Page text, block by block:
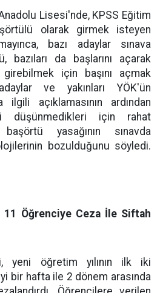
Lisesi'nde, KPSS Eğitim
olarak girmek isteyen
bazı adaylar sınava
bazıları da başlarını açarak
girebilmek için başını açmak
ve yakınları YÖK'ün
açıklamasının ardından
düşünmedikleri için rahat
yasağının sınavda
bozulduğunu söyledi.
Öğrenciye Ceza İle Siftah
yeni öğretim yılının ilk iki
bir hafta ile 2 dönem arasında